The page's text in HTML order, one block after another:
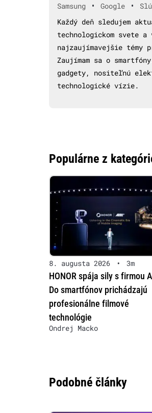
Samsung • Google •
Každý deň sledujem
technologickom svete a
najzaujímavejšie témy
Zaujímam sa o
gadgety, nositeľnú
technologické vízie.
Populárne z
8. augusta 2026 • 3m
HONOR spája sily s firmou
Do smartfónov prichádzajú
profesionálne filmové
technológie
Ondrej Macko
Podobné články